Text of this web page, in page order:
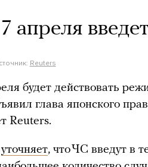
апреля
Reuters
будет действовать
глава японского
Reuters.
уточняет, что ЧС введут в